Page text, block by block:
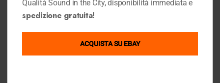
Dove Siamo Link Utili
Cookie Policy
Qualità Sound in the City, disponibilità immediata e
spedizione gratuita!
ACQUISTA SU EBAY